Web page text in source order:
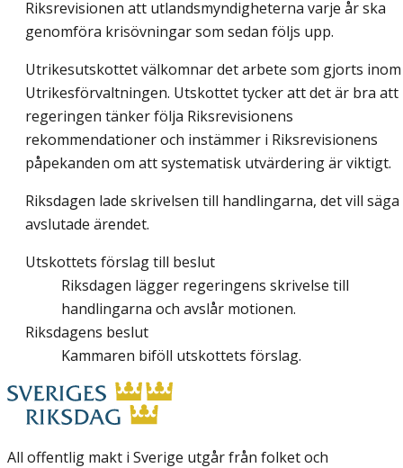
Riksrevisionen att utlandsmyndigheterna varje år ska
genomföra krisövningar som sedan följs upp.
Utrikesutskottet välkomnar det arbete som gjorts inom
Utrikesförvaltningen. Utskottet tycker att det är bra att
regeringen tänker följa Riksrevisionens
rekommendationer och instämmer i Riksrevisionens
påpekanden om att systematisk utvärdering är viktigt.
Riksdagen lade skrivelsen till handlingarna, det vill säga
avslutade ärendet.
Utskottets förslag till beslut
Riksdagen lägger regeringens skrivelse till
handlingarna och avslår motionen.
Riksdagens beslut
Kammaren biföll utskottets förslag.
All offentlig makt i Sverige utgår från folket och